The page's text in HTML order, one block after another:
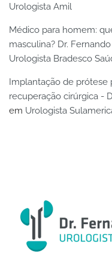
Urologista Amil
Médico para homem:
masculina? Dr.
Urologista Bradesco
Implantação de prótese
recuperação cirúrgica -
em Urologista